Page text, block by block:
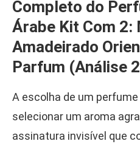
Completo do
Árabe Kit Com 2:
Amadeirado
Parfum (Análise
A escolha de um
selecionar um aroma
assinatura invisível que